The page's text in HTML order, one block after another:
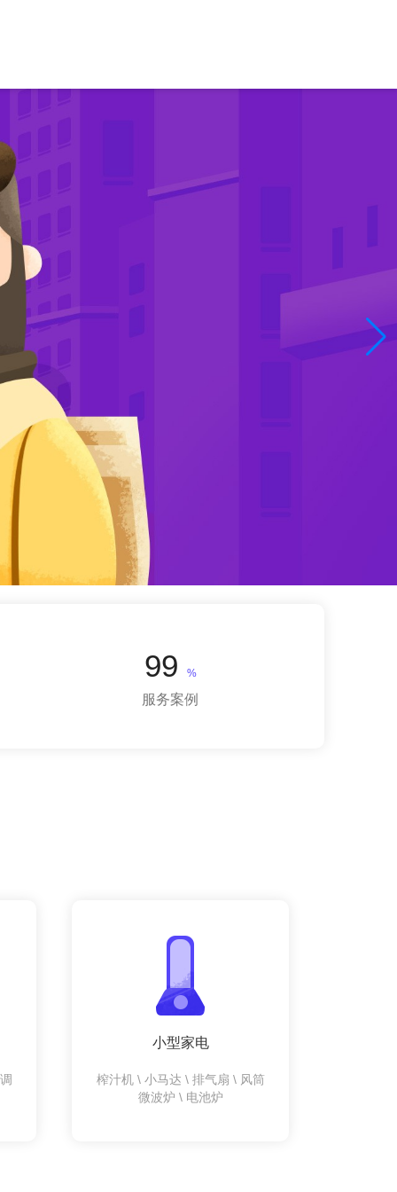
99 %
服务案例
小型家电
榨汁机 \ 小马达 \ 排气扇 \ 风筒
微波炉 \ 电池炉